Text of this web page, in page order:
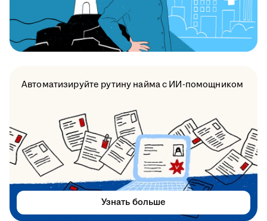
Автоматизируйте рутину найма с ИИ-помощником
Узнать больше